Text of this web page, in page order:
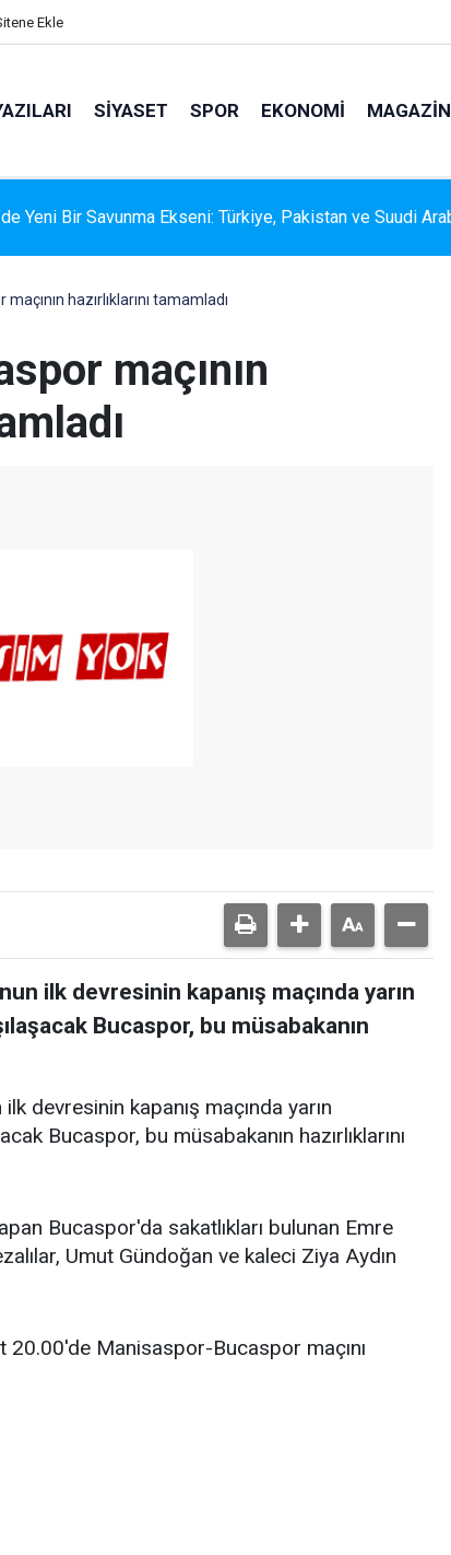
Ekle
SIYASET SPOR EKONOMI MAGAZIN
RİSKİNE KARŞI KAPSAMLI TEMİZLİK
hazırlıklarını tamamladı
maçının
ilk devresinin kapanış maçında yarın
Bucaspor, bu müsabakanın
devresinin kapanış maçında yarın
Bucaspor, bu müsabakanın hazırlıklarını
Bucaspor'da sakatlıkları bulunan Emre
Umut Gündoğan ve kaleci Ziya Aydın
20.00'de Manisaspor-Bucaspor maçını